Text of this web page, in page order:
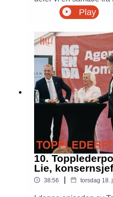
Petter Meyer møter
Pride. Sammen
største
lede en organisasjon
samfunnsoppdrag, og
mobiliserer
tid med sterke
Play
10.
Lie,
38:56 torsdag 18.